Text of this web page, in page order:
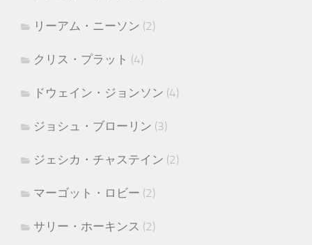
リーアム・ニーソン (2)
クリス・プラット (4)
ドウェイン・ジョンソン (4)
ジョシュ・ブローリン (3)
ジェシカ・チャステイン (2)
マーゴット・ロビー (2)
サリー・ホーキンス (2)